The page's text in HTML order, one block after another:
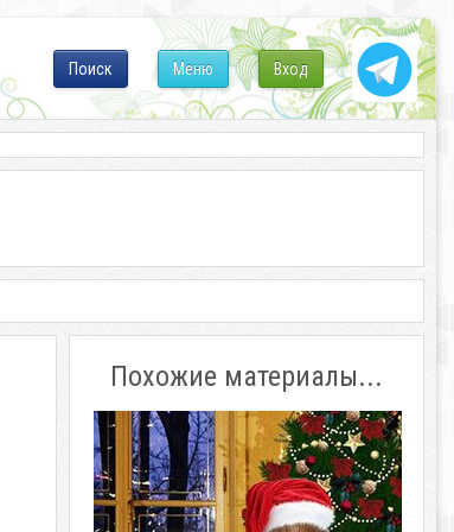
Вход
Меню
Поиск
Похожие материалы...